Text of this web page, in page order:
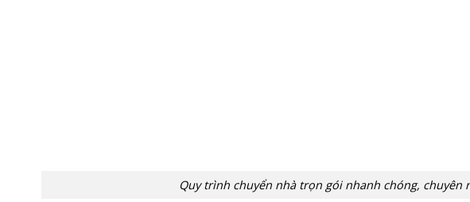
Quy trình chuyển nhà trọn gói nhanh chóng, chuyên